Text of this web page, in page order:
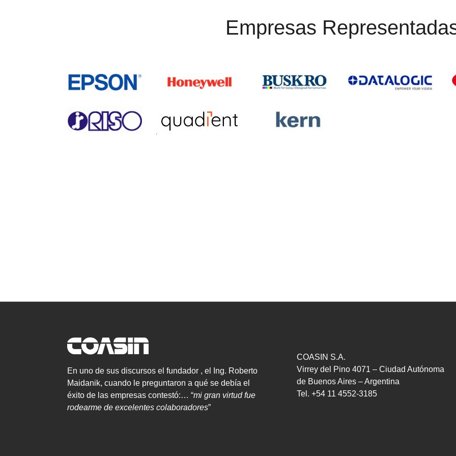
Empresas
En uno de sus discursos el fundador , el Ing. Roberto
Maidanik, cuando le preguntaron a qué se debía el
éxito de las empresas contestó:… “mi gran virtud fue
rodearme de excelentes colaboradores”
COASIN S.A.
Virrey del Pino 4071 – Ciudad Autónoma
de Buenos Aires – Argentina
Tel. +54 11 4552-3185